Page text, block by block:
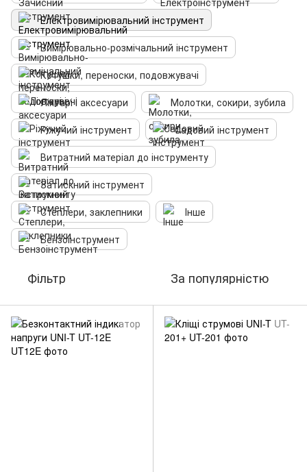
Електровимірювальний інструмент
Вимірювально-розмічальний інструмент
Котушки, переноски, подовжувачі
Ліхтарі і аксесуари
Молотки, сокири, зубила
Ріжучий інструмент
Садовий інструмент
Витратний матеріал до інструменту
Затискний інструмент
Степлери, заклепники
Інше
Бензоінструмент
Фільтр За популярністю